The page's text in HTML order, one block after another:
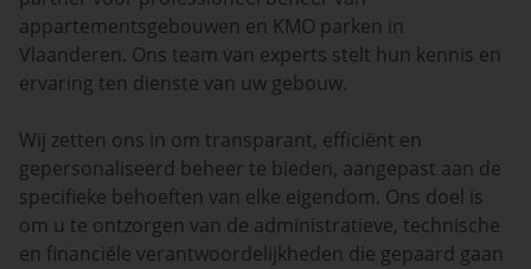
appartementsgebouwen en KMO parken in
Vlaanderen. Ons team van experts stelt hun kennis en
ervaring ten dienste van uw gebouw.
Wij zetten ons in om transparant, efficiënt en
gepersonaliseerd beheer te bieden, aangepast aan de
specifieke behoeften van elke eigendom. Ons doel is
om u te ontzorgen van de administratieve, technische
en financiële verantwoordelijkheden die gepaard gaan